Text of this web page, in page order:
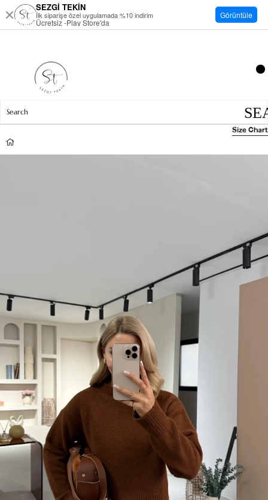
Size Chart
SEZGİ TEKİN
İlk siparişe özel uygulamada %10 indirim
Ücretsiz -Play Store'da
Görüntüle